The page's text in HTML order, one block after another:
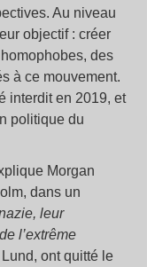
Au niveau
objectif : créer
des
à ce mouvement.
interdit en 2019, et
politique du
Morgan
dans un
leur
l’extrême
ont quitté le